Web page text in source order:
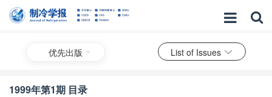
优先出版 List of Issues
1999年第1期 目录